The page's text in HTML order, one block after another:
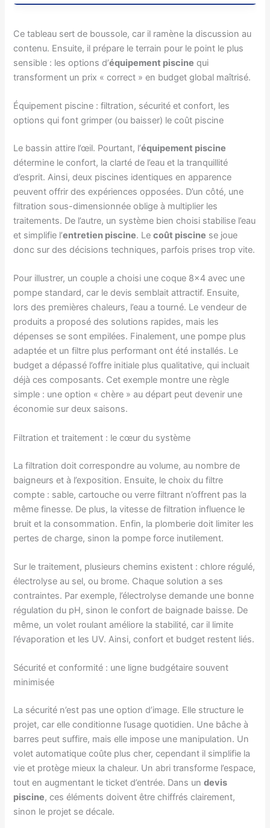
Ce tableau sert de boussole, car il ramène la discussion au
contenu. Ensuite, il prépare le terrain pour le point le plus
sensible : les options d’équipement piscine qui
transforment un prix « correct » en budget global maîtrisé.
Équipement piscine : filtration, sécurité et confort, les
options qui font grimper (ou baisser) le coût piscine
Le bassin attire l’œil. Pourtant, l’équipement piscine
détermine le confort, la clarté de l’eau et la tranquillité
d’esprit. Ainsi, deux piscines identiques en apparence
peuvent offrir des expériences opposées. D’un côté, une
filtration sous-dimensionnée oblige à multiplier les
traitements. De l’autre, un système bien choisi stabilise l’eau
et simplifie l’entretien piscine. Lecoût piscine se joue
donc sur des décisions techniques, parfois prises trop vite.
Pour illustrer, un couple a choisi une coque 8×4 avec une
pompe standard, car le devis semblait attractif. Ensuite,
lors des premières chaleurs, l’eau a tourné. Le vendeur de
produits a proposé des solutions rapides, mais les
dépenses se sont empilées. Finalement, une pompe plus
adaptée et un filtre plus performant ont été installés. Le
budget a dépassé l’offre initiale plus qualitative, qui incluait
déjà ces composants. Cet exemple montre une règle
simple : une option « chère » au départ peut devenir une
économie sur deux saisons.
Filtration et traitement : le cœur du système
La filtration doit correspondre au volume, au nombre de
baigneurs et à l’exposition. Ensuite, le choix du filtre
compte : sable, cartouche ou verre filtrant n’offrent pas la
même finesse. De plus, la vitesse de filtration influence le
bruit et la consommation. Enfin, la plomberie doit limiter les
pertes de charge, sinon la pompe force inutilement.
Sur le traitement, plusieurs chemins existent : chlore régulé,
électrolyse au sel, ou brome. Chaque solution a ses
contraintes. Par exemple, l’électrolyse demande une bonne
régulation du pH, sinon le confort de baignade baisse. De
même, un volet roulant améliore la stabilité, car il limite
l’évaporation et les UV. Ainsi, confort et budget restent liés.
Sécurité et conformité : une ligne budgétaire souvent
minimisée
La sécurité n’est pas une option d’image. Elle structure le
projet, car elle conditionne l’usage quotidien. Une bâche à
barres peut suffire, mais elle impose une manipulation. Un
volet automatique coûte plus cher, cependant il simplifie la
vie et protège mieux la chaleur. Un abri transforme l’espace,
tout en augmentant le ticket d’entrée. Dans undevis
piscine, ces éléments doivent être chiffrés clairement,
sinon le projet se décale.